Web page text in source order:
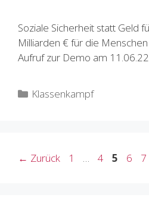
Soziale Sicherheit statt Geld
Milliarden € für die
Aufruf zur Demo am 11.06.22
Kategorien
Klassenkampf
← Zurück Seite
1 … Seite
4 Seite
5 Seite
6 7